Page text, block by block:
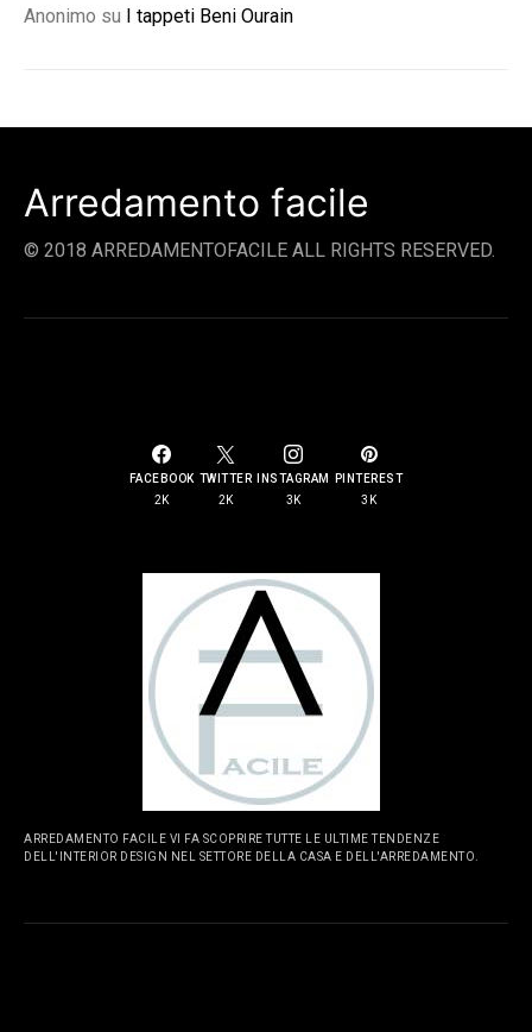
Anonimo su I tappeti Beni Ourain
Arredamento facile
© 2018 ARREDAMENTOFACILE ALL RIGHTS RESERVED.
FACEBOOK
2K
TWITTER
2K
INSTAGRAM
3K
PINTEREST
3K
ARREDAMENTO FACILE VI FA SCOPRIRE TUTTE LE ULTIME TENDENZE
DELL'INTERIOR DESIGN NEL SETTORE DELLA CASA E DELL'ARREDAMENTO.